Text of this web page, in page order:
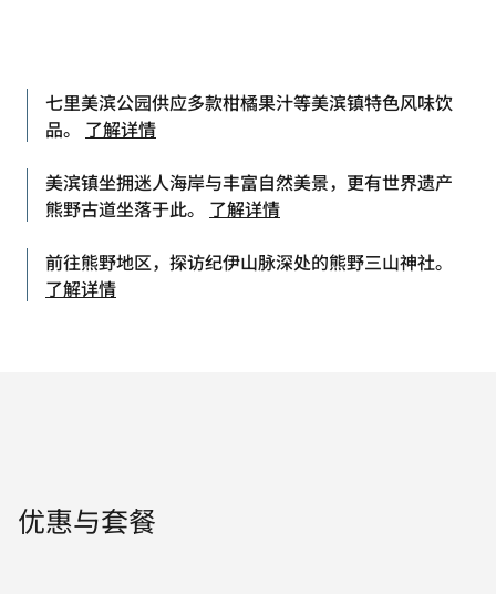
七里美滨公园供应多款柑橘果汁等美滨镇特色风味饮
品。 了解详情
美滨镇坐拥迷人海岸与丰富自然美景，更有世界遗产
熊野古道坐落于此。 了解详情
前往熊野地区，探访纪伊山脉深处的熊野三山神社。
了解详情
优惠与套餐